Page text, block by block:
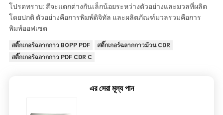
โปรดทราบ: สีจะแตกต่างกันเล็กน้อยระหว่างตัวอย่างและมวลที่ผลิต
โดยปกติ ตัวอย่างคือการพิมพ์ดิจิทัล และผลิตภัณฑ์มวลรวมคือการ
พิมพ์ออฟเซต
สติ๊กเกอร์ฉลากกาว BOPP PDF
สติ๊กเกอร์ฉลากกาวม้วน CDR
สติ๊กเกอร์ฉลากกาว PDF CDR C
এর সেরা মূল্য পান